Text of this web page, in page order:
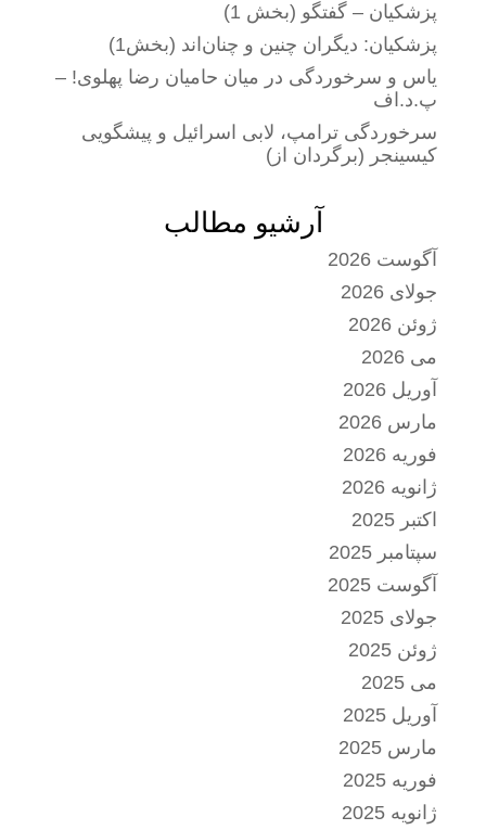
پزشکیان – گفتگو (بخش 1)
پزشکیان: دیگران چنین و چنان‌اند (بخش1)
یاس و سرخوردگی در میان حامیان رضا پهلوی! –
پ.د.اف
سرخوردگی ترامپ، لابی اسرائیل و پیشگویی
کیسینجر (برگردان از)
آرشیو مطالب
آگوست 2026
جولای 2026
ژوئن 2026
می 2026
آوریل 2026
مارس 2026
فوریه 2026
ژانویه 2026
اکتبر 2025
سپتامبر 2025
آگوست 2025
جولای 2025
ژوئن 2025
می 2025
آوریل 2025
مارس 2025
فوریه 2025
ژانویه 2025